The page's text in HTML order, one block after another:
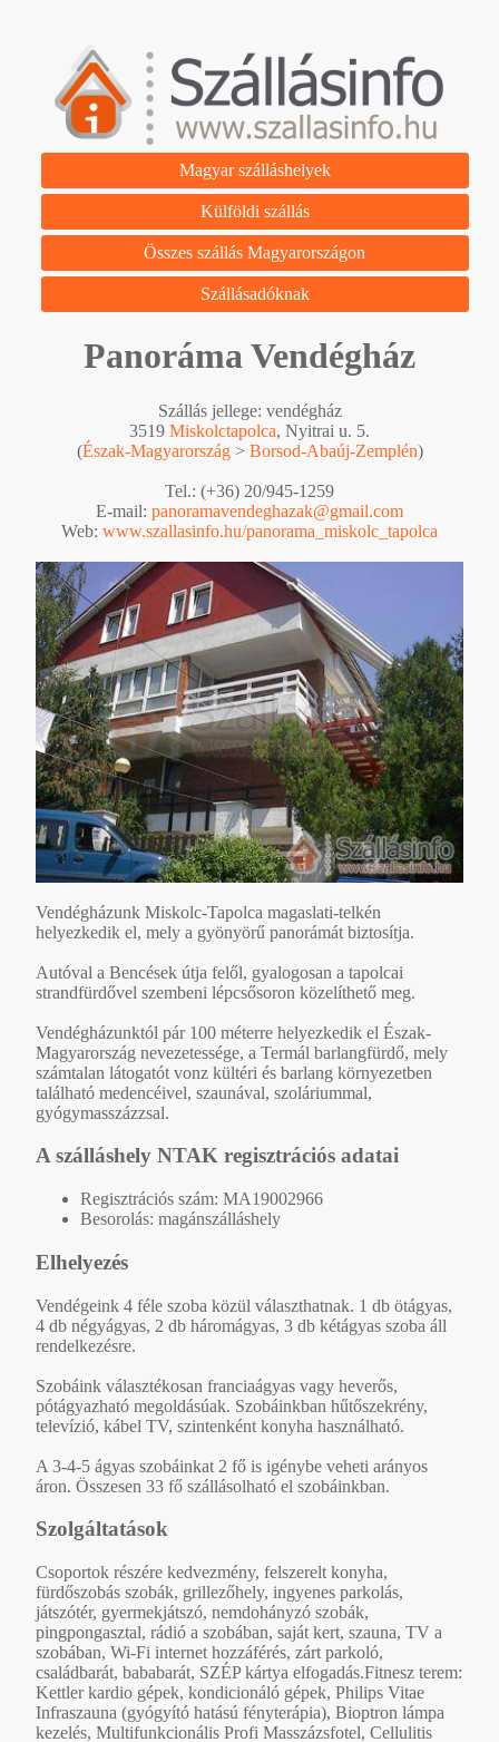
Magyar szálláshelyek
Külföldi szállás
Összes szállás Magyarországon
Szállásadóknak
Panoráma Vendégház
Szállás jellege: vendégház
3519 Miskolctapolca, Nyitrai u. 5.
(Észak-Magyarország> Borsod-Abaúj-Zemplén)
Tel.: (+36) 20/945-1259
E-mail: panoramavendeghazak@gmail.com
Web: www.szallasinfo.hu/panorama_miskolc_tapolca
Vendégházunk Miskolc-Tapolca magaslati-telkén
helyezkedik el, mely a gyönyörű panorámát biztosítja.
Autóval a Bencések útja felől, gyalogosan a tapolcai
strandfürdővel szembeni lépcsősoron közelíthető meg.
Vendégházunktól pár 100 méterre helyezkedik el Észak-
Magyarország nevezetessége, a Termál barlangfürdő, mely
számtalan látogatót vonz kültéri és barlang környezetben
található medencéivel, szaunával, szoláriummal,
gyógymasszázzsal.
A szálláshely NTAK regisztrációs adatai
Regisztrációs szám: MA19002966
Besorolás: magánszálláshely
Elhelyezés
Vendégeink 4 féle szoba közül választhatnak. 1 db ötágyas,
4 db négyágyas, 2 db háromágyas, 3 db kétágyas szoba áll
rendelkezésre.
Szobáink választékosan franciaágyas vagy heverős,
pótágyazható megoldásúak. Szobáinkban hűtőszekrény,
televízió, kábel TV, szintenként konyha használható.
A 3-4-5 ágyas szobáinkat 2 fő is igénybe veheti arányos
áron. Összesen 33 fő szállásolható el szobáinkban.
Szolgáltatások
Csoportok részére kedvezmény, felszerelt konyha,
fürdőszobás szobák, grillezőhely, ingyenes parkolás,
játszótér, gyermekjátszó, nemdohányzó szobák,
pingpongasztal, rádió a szobában, saját kert, szauna, TV a
szobában, Wi-Fi internet hozzáférés, zárt parkoló,
családbarát, bababarát, SZÉP kártya elfogadás.Fitnesz terem:
Kettler kardio gépek, kondicionáló gépek, Philips Vitae
Infraszauna (gyógyító hatású fényterápia), Bioptron lámpa
kezelés, Multifunkcionális Profi Masszázsfotel, Cellulitis